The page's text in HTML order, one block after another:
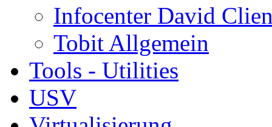
Infocenter David
Tobit Allgemein
Tools - Utilities
USV